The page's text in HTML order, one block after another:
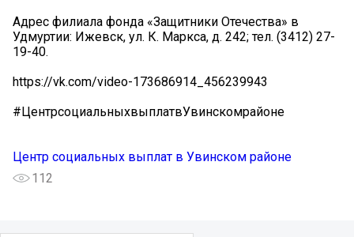
Адрес филиала фонда «Защитники Отечества» в
Удмуртии: Ижевск, ул. К. Маркса, д. 242; тел. (3412) 27-
19-40.
https://vk.com/video-173686914_456239943
#ЦентрсоциальныхвыплатвУвинскомрайоне
Центр социальных выплат в Увинском районе
112